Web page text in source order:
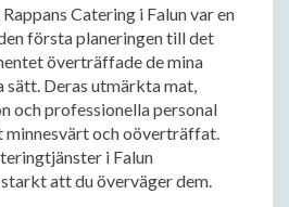
Catering i Falun var en
första planeringen till det
överträffade de mina
sätt. Deras utmärkta mat,
och professionella personal
minnesvärt och oöverträffat.
i Falun
att du överväger dem.